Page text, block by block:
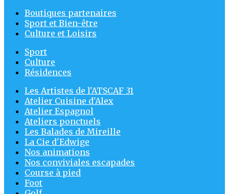
Boutiques partenaires
Sport et Bien-être
Culture et Loisirs
Sport
Culture
Résidences
Les Artistes de l'ATSCAF 31
Atelier Cuisine d'Alex
Atelier Espagnol
Ateliers ponctuels
Les Balades de Mireille
La Cie d'Edwige
Nos animations
Nos conviviales escapades
Course à pied
Foot